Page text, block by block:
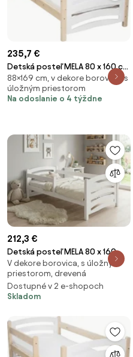
235,7 €
Detská posteľ MELA 80 x 160 cm
biela/borovica Rošt: Bez roštu,
Matrac: Matrac COCO 10 cm
88×169 cm, v dekore borovica, s
úložným priestorom
Na odoslanie o 4 týždne
212,3 €
Detská posteľ MELA 80 x 160
cm, biela Rošt: S lamelovým
roštom, Matrac: Matrac
EASYSOFT 8 cm
V dekore borovica, s úložným
priestorom, drevená
Dostupné v 2 e-shopoch
Skladom